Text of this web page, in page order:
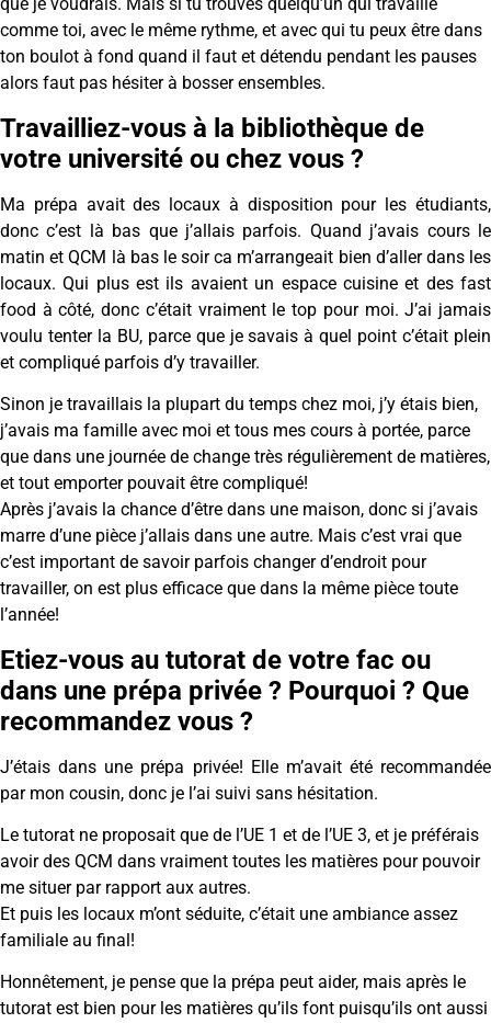
que je voudrais. Mais si tu trouves quelqu’un qui travaille
comme toi, avec le même rythme, et avec qui tu peux être dans
ton boulot à fond quand il faut et détendu pendant les pauses
alors faut pas hésiter à bosser ensembles.
Travailliez-vous à la bibliothèque de
votre université ou chez vous ?
Ma prépa avait des locaux à disposition pour les étudiants,
donc c’est là bas que j’allais parfois. Quand j’avais cours le
matin et QCM là bas le soir ca m’arrangeait bien d’aller dans les
locaux. Qui plus est ils avaient un espace cuisine et des fast
food à côté, donc c’était vraiment le top pour moi. J’ai jamais
voulu tenter la BU, parce que je savais à quel point c’était plein
et compliqué parfois d’y travailler.
Sinon je travaillais la plupart du temps chez moi, j’y étais bien,
j’avais ma famille avec moi et tous mes cours à portée, parce
que dans une journée de change très régulièrement de matières,
et tout emporter pouvait être compliqué!
Après j’avais la chance d’être dans une maison, donc si j’avais
marre d’une pièce j’allais dans une autre. Mais c’est vrai que
c’est important de savoir parfois changer d’endroit pour
travailler, on est plus efficace que dans la même pièce toute
l’année!
Etiez-vous au tutorat de votre fac ou
dans une prépa privée ? Pourquoi ? Que
recommandez vous ?
J’étais dans une prépa privée! Elle m’avait été recommandée
par mon cousin, donc je l’ai suivi sans hésitation.
Le tutorat ne proposait que de l’UE 1 et de l’UE 3, et je préférais
avoir des QCM dans vraiment toutes les matières pour pouvoir
me situer par rapport aux autres.
Et puis les locaux m’ont séduite, c’était une ambiance assez
familiale au final!
Honnêtement, je pense que la prépa peut aider, mais après le
tutorat est bien pour les matières qu’ils font puisqu’ils ont aussi